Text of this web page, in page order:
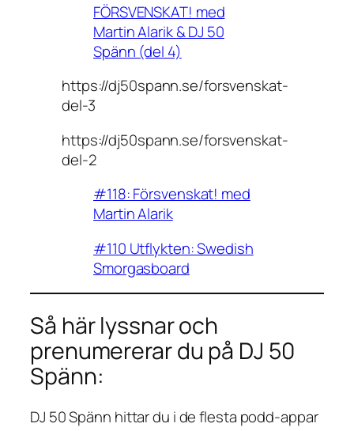
FÖRSVENSKAT! med
Martin Alarik & DJ 50
Spänn (del 4)
https://dj50spann.se/forsvenskat-
del-3
https://dj50spann.se/forsvenskat-
del-2
#118: Försvenskat! med
Martin Alarik
#110 Utflykten: Swedish
Smorgasboard
Så här lyssnar och
prenumererar du på DJ 50
Spänn:
DJ 50 Spänn hittar du i de flesta podd-appar